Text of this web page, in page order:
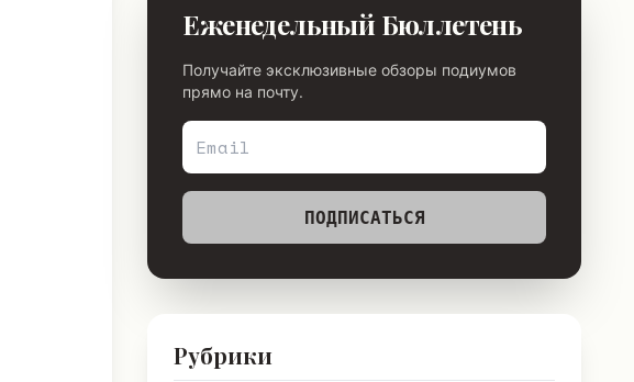
Еженедельный Бюллетень
Получайте эксклюзивные обзоры подиумов
прямо на почту.
ПОДПИСАТЬСЯ
Рубрики